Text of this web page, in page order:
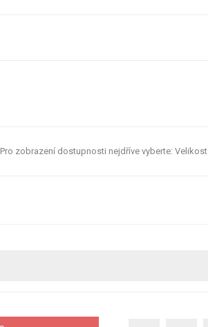
Pro zobrazení dostupnosti nejdříve vyberte: Velikost